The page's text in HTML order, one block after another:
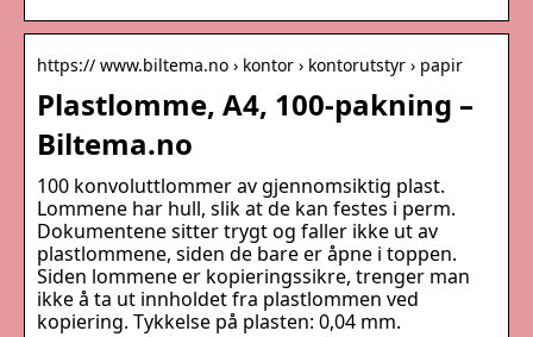
https:// www.biltema.no › kontor › kontorutstyr › papir
Plastlomme, A4, 100-pakning –
Biltema.no
100 konvoluttlommer av gjennomsiktig plast.
Lommene har hull, slik at de kan festes i perm.
Dokumentene sitter trygt og faller ikke ut av
plastlommene, siden de bare er åpne i toppen.
Siden lommene er kopieringssikre, trenger man
ikke å ta ut innholdet fra plastlommen ved
kopiering. Tykkelse på plasten: 0,04 mm.